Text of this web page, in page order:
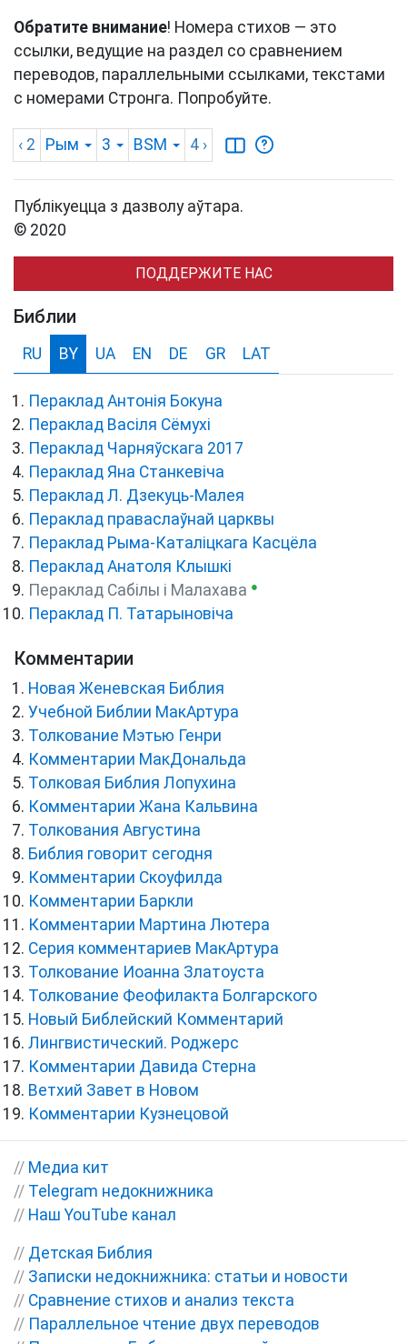
Обратите внимание! Номера стихов — это
ссылки, ведущие на раздел со сравнением
переводов, параллельными ссылками, текстами
с номерами Стронга. Попробуйте.
‹ 2 Рым 3 BSM 4 ›
Публікуецца з дазволу аўтара.
© 2020
ПОДДЕРЖИТЕ НАС
Библии
RU BY UA EN DE GR LAT
Пераклад Антонія Бокуна
Пераклад Васіля Сёмухі
Пераклад Чарняўскага 2017
Пераклад Яна Станкевіча
Пераклад Л. Дзекуць-Малея
Пераклад праваслаўнай царквы
Пераклад Рыма-Каталіцкага Касцёла
Пераклад Анатоля Клышкi
Пераклад Сабілы і Малахава ●
Пераклад П. Татарыновіча
Комментарии
Новая Женевская Библия
Учебной Библии МакАртура
Толкование Мэтью Генри
Комментарии МакДональда
Толковая Библия Лопухина
Комментарии Жана Кальвина
Толкования Августина
Библия говорит сегодня
Комментарии Скоуфилда
Комментарии Баркли
Комментарии Мартина Лютера
Серия комментариев МакАртура
Толкование Иоанна Златоуста
Толкование Феофилакта Болгарского
Новый Библейский Комментарий
Лингвистический. Роджерс
Комментарии Давида Стерна
Ветхий Завет в Новом
Комментарии Кузнецовой
// Медиа кит
// Telegram недокнижника
// Наш YouTube канал
// Детская Библия
// Записки недокнижника: статьи и новости
// Сравнение стихов и анализ текста
// Параллельное чтение двух переводов